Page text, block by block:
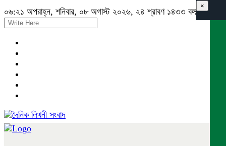
০৬:২১ অপরাহ্ন, শনিবার, ০৮ অগাস্ট ২০২৬, ২৪ শ্রাবণ ১৪৩৩ বঙ্গাব্দ
×